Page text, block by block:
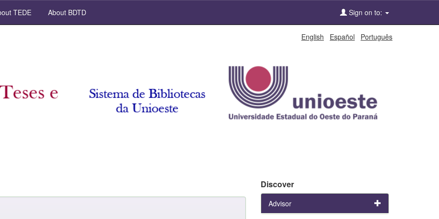
TEDE About BDTD Sign on to:
English Español Português
Discover
Advisor